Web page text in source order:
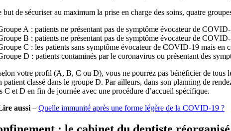
but de sécuriser au maximum la prise en charge des soins, quatre
A : patients ne présentant pas de symptôme évocateur de
B : patients ne présentant pas de symptôme évocateur de
C : les patients sans symptôme évocateur de COVID-19 mais
D : patients contaminés par le coronavirus ou présentant des
votre profil (A, B, C ou D), vous ne pourrez pas bénéficier de tous
patient classé dans le groupe D. Par ailleurs, dans son planning de
C et D en fin de journée avec une procédure d’accueil spécifique.
aussi– Quelle immunité après une forme légère de la COVID-19 ?